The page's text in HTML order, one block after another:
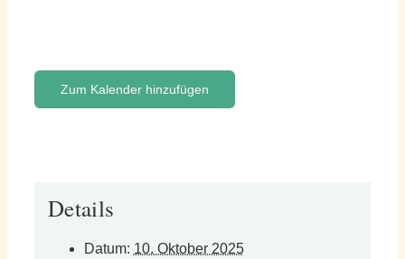
Zum Kalender hinzufügen
Details
Datum: 10. Oktober 2025